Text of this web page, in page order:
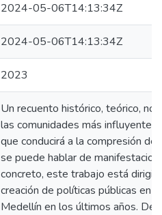
2024-05-06T14:13:34Z
2024-05-06T14:13:34Z
2023
Un recuento histórico, teórico,
las comunidades más
que conducirá a la compresión
se puede hablar de
concreto, este trabajo está
creación de políticas públicas en
Medellín en los últimos años. De